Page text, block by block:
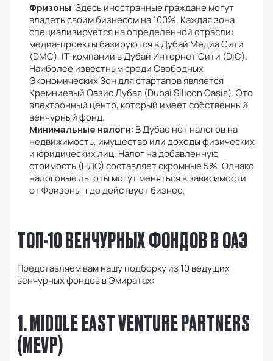
Фризоны: Здесь иностранные граждане могут
владеть своим бизнесом на 100%. Каждая зона
специализируется на определенной отрасли:
медиа-проекты базируются в Дубай Медиа Сити
(DMC), IT-компании в Дубай Интернет Сити (DIC).
Наиболее известным среди Свободных
Экономических Зон для стартапов является
Кремниевый Оазис Дубая (Dubai Silicon Oasis). Это
электронный центр, который имеет собственный
венчурный фонд.
Минимальные налоги: В Дубае нет налогов на
недвижимость, имущество или доходы физических
и юридических лиц. Налог на добавленную
стоимость (НДС) составляет скромные 5%. Однако
налоговые льготы могут меняться в зависимости
от Фризоны, где действует бизнес.
ТОП-10 ВЕНЧУРНЫХ ФОНДОВ В ОАЭ
Представляем вам нашу подборку из 10 ведущих
венчурных фондов в Эмиратах:
1. MIDDLE EAST VENTURE PARTNERS
(MEVP)